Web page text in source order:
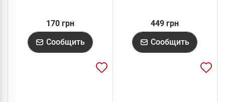
170 грн
Сообщить
449 грн
Сообщить